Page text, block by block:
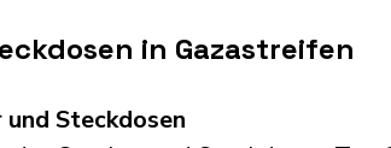
in Gazastreifen
Steckdosen